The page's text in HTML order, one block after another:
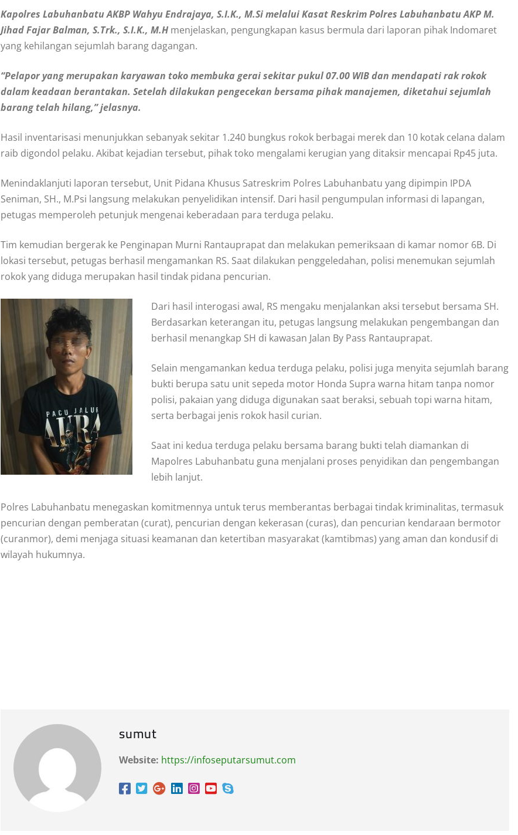
Kapolres Labuhanbatu AKBP Wahyu Endrajaya, S.I.K., M.Si melalui Kasat Reskrim Polres Labuhanbatu AKP M.
Jihad Fajar Balman, S.Trk., S.I.K., M.Hmenjelaskan, pengungkapan kasus bermula dari laporan pihak Indomaret
yang kehilangan sejumlah barang dagangan.
“Pelapor yang merupakan karyawan toko membuka gerai sekitar pukul 07.00 WIB dan mendapati rak rokok
dalam keadaan berantakan. Setelah dilakukan pengecekan bersama pihak manajemen, diketahui sejumlah
barang telah hilang,” jelasnya.
Hasil inventarisasi menunjukkan sebanyak sekitar 1.240 bungkus rokok berbagai merek dan 10 kotak celana dalam
raib digondol pelaku. Akibat kejadian tersebut, pihak toko mengalami kerugian yang ditaksir mencapai Rp45 juta.
Menindaklanjuti laporan tersebut, Unit Pidana Khusus Satreskrim Polres Labuhanbatu yang dipimpin IPDA
Seniman, SH., M.Psi langsung melakukan penyelidikan intensif. Dari hasil pengumpulan informasi di lapangan,
petugas memperoleh petunjuk mengenai keberadaan para terduga pelaku.
Tim kemudian bergerak ke Penginapan Murni Rantauprapat dan melakukan pemeriksaan di kamar nomor 6B. Di
lokasi tersebut, petugas berhasil mengamankan RS. Saat dilakukan penggeledahan, polisi menemukan sejumlah
rokok yang diduga merupakan hasil tindak pidana pencurian.
Dari hasil interogasi awal, RS mengaku menjalankan aksi tersebut bersama SH.
Berdasarkan keterangan itu, petugas langsung melakukan pengembangan dan
berhasil menangkap SH di kawasan Jalan By Pass Rantauprapat.
Selain mengamankan kedua terduga pelaku, polisi juga menyita sejumlah barang
bukti berupa satu unit sepeda motor Honda Supra warna hitam tanpa nomor
polisi, pakaian yang diduga digunakan saat beraksi, sebuah topi warna hitam,
serta berbagai jenis rokok hasil curian.
Saat ini kedua terduga pelaku bersama barang bukti telah diamankan di
Mapolres Labuhanbatu guna menjalani proses penyidikan dan pengembangan
lebih lanjut.
Polres Labuhanbatu menegaskan komitmennya untuk terus memberantas berbagai tindak kriminalitas, termasuk
pencurian dengan pemberatan (curat), pencurian dengan kekerasan (curas), dan pencurian kendaraan bermotor
(curanmor), demi menjaga situasi keamanan dan ketertiban masyarakat (kamtibmas) yang aman dan kondusif di
wilayah hukumnya.
sumut
Website: https://infoseputarsumut.com